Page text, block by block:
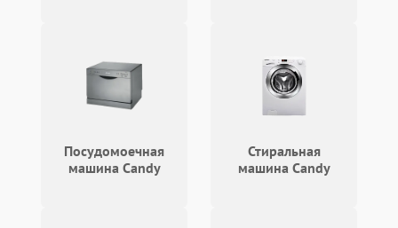
Посудомоечная
машина Candy
Стиральная
машина Candy